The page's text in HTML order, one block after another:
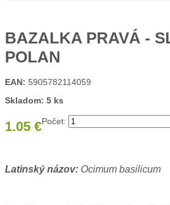
BAZALKA PRAVÁ -
POLAN
EAN: 5905782114059
Skladom: 5 ks
1.05 €Počet:
Latinský názov: Ocimum basilicum